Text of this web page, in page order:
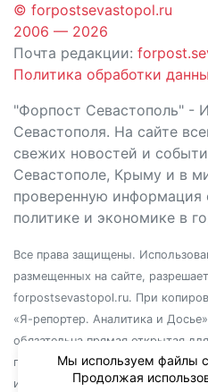
© forpostsevastopol.ru
2006 — 2026
Почта редакции:
Политика обработки
"Форпост Севастополь" -
Севастополя. На сайте
свежих новостей и
Севастополе, Крыму и в
проверенную информация
политике и экономике в
Все права защищены.
размещенных на сайте,
forpostsevastopol.ru. При
«Я-репортер. Аналитика и
обязательна прямая открытая
гиперссылка. Независимо от
использования материалов,
Мы используем файлы
Продолжая